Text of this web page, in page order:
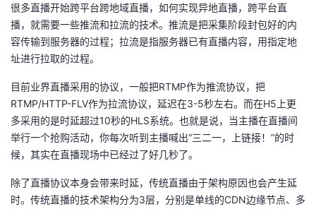
的
课
程
我
的
认
证
我
的
实
验
我
的
收
藏
技
术
支
持
的
云
声
建
议
很多直播开始跨平台跨地域直播，如何实现异地直播，跨平台直
播，就需要一些推流和拉流的技术。推流是把采集阶段封包好的内
容传输到服务器的过程；拉流是指服务器已有直播内容，用指定地
址进行拉取的过程。
目前业界直播采用的协议，一般把RTMP作为推流协议，把
RTMP/HTTP-FLV作为拉流协议，延迟在3-5秒左右。而在H5上更
多采用的是时延超过10秒的HLS系统。也就是说，当主播在直播间
举行一个抢购活动，你每次听到主播喊出“三二一，上链接！”的时
候，其实在直播现场中已经过了好几秒了。
除了直播协议本身会带来时延，传统直播由于架构原因也会产生延
时。传统直播的技术架构分为3层，分别是单线的CDN边缘节点、多